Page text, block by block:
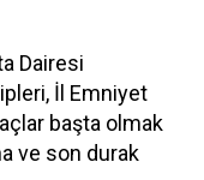
Dairesi
İl Emniyet
başta olmak
ve son durak